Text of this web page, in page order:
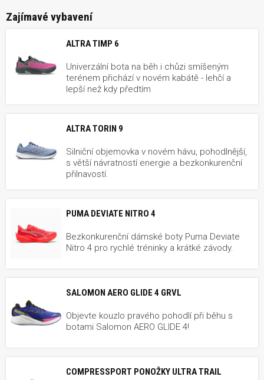
Zajímavé vybavení
ALTRA TIMP 6
Univerzální bota na běh i chůzi smíšeným
terénem přichází v novém kabátě - lehčí a
lepší než kdy předtím
ALTRA TORIN 9
Silniční objemovka v novém hávu, pohodlnější,
s větší návratností energie a bezkonkurenční
přilnavostí.
PUMA DEVIATE NITRO 4
Bezkonkurenční dámské boty Puma Deviate
Nitro 4 pro rychlé tréninky a krátké závody.
SALOMON AERO GLIDE 4 GRVL
Objevte kouzlo pravého pohodlí při běhu s
botami Salomon AERO GLIDE 4!
COMPRESSPORT PONOŽKY ULTRA TRAIL